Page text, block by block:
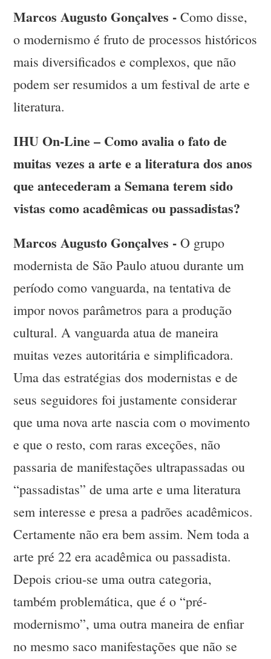
Marcos Augusto Gonçalves - Como disse,
o modernismo é fruto de processos históricos
mais diversificados e complexos, que não
podem ser resumidos a um festival de arte e
literatura.
IHU On-Line – Como avalia o fato de
muitas vezes a arte e a literatura dos anos
que antecederam a Semana terem sido
vistas como acadêmicas ou passadistas?
Marcos Augusto Gonçalves - O grupo
modernista de São Paulo atuou durante um
período como vanguarda, na tentativa de
impor novos parâmetros para a produção
cultural. A vanguarda atua de maneira
muitas vezes autoritária e simplificadora.
Uma das estratégias dos modernistas e de
seus seguidores foi justamente considerar
que uma nova arte nascia com o movimento
e que o resto, com raras exceções, não
passaria de manifestações ultrapassadas ou
“passadistas” de uma arte e uma literatura
sem interesse e presa a padrões acadêmicos.
Certamente não era bem assim. Nem toda a
arte pré 22 era acadêmica ou passadista.
Depois criou-se uma outra categoria,
também problemática, que é o “pré-
modernismo”, uma outra maneira de enfiar
no mesmo saco manifestações que não se